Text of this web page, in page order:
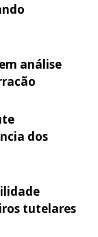
análise
dos
tutelares